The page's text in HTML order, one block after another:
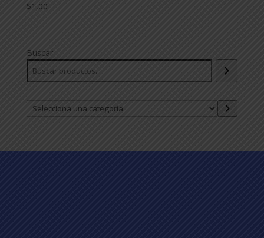
$1,00
Buscar
Selecciona
una